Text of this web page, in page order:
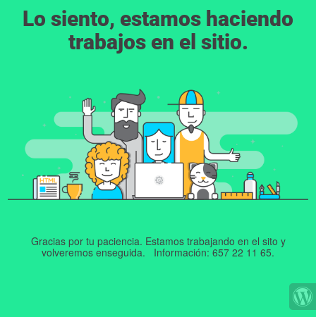
Lo siento, estamos haciendo
trabajos en el sitio.
Gracias por tu paciencia. Estamos trabajando en el sito y
volveremos enseguida. Información: 657 22 11 65.